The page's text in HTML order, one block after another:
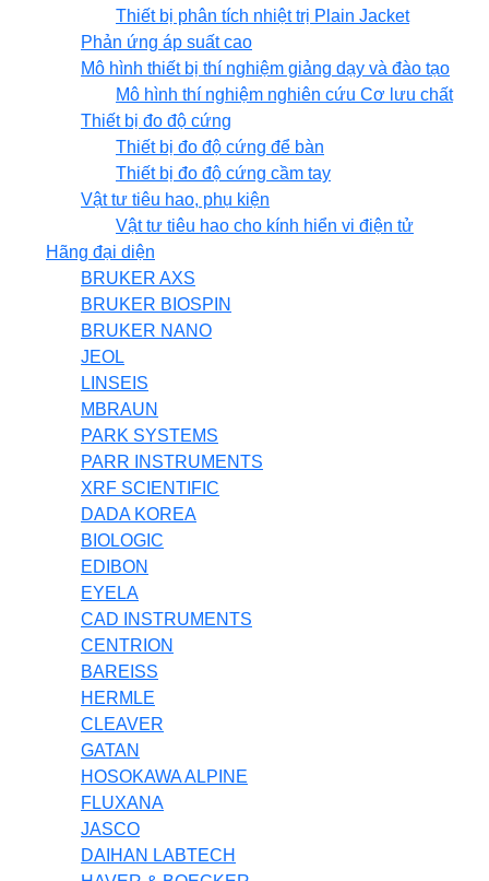
Thiết bị phân tích nhiệt trị Plain Jacket
Phản ứng áp suất cao
Mô hình thiết bị thí nghiệm giảng dạy và đào tạo
Mô hình thí nghiệm nghiên cứu Cơ lưu chất
Thiết bị đo độ cứng
Thiết bị đo độ cứng để bàn
Thiết bị đo độ cứng cầm tay
Vật tư tiêu hao, phụ kiện
Vật tư tiêu hao cho kính hiển vi điện tử
Hãng đại diện
BRUKER AXS
BRUKER BIOSPIN
BRUKER NANO
JEOL
LINSEIS
MBRAUN
PARK SYSTEMS
PARR INSTRUMENTS
XRF SCIENTIFIC
DADA KOREA
BIOLOGIC
EDIBON
EYELA
CAD INSTRUMENTS
CENTRION
BAREISS
HERMLE
CLEAVER
GATAN
HOSOKAWA ALPINE
FLUXANA
JASCO
DAIHAN LABTECH